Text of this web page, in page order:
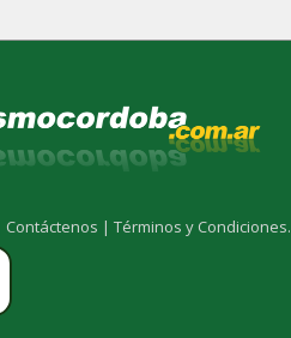
Contáctenos | Términos y Condiciones.